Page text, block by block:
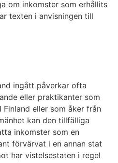
om inkomster som erhållits
texten i anvisningen till
ingått påverkar ofta
eller praktikanter som
eller som åker från
kan den tillfälliga
inkomster som en
förvärvat i en annan stat
har vistelsestaten i regel